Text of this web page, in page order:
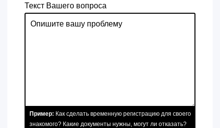
Текст Вашего вопроса
Пример: Как сделать временную регистрацию для своего
знакомого? Какие документы нужны, могут ли отказать?